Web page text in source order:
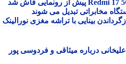
مخابراتی تبدیل می شوند
بینایی با تراشه مغزی نورالینک
درباره میثاقی و فردوسی پور